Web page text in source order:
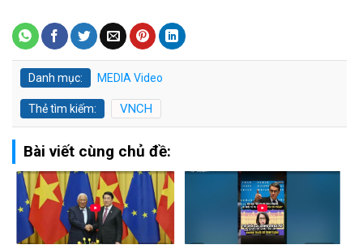
Danh mục: MEDIA Video
Thẻ tìm kiếm: VNCH
Bài viết cùng chủ đề: